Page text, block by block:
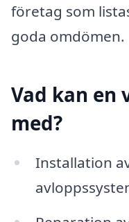
företag som
goda omdömen.
Vad kan en
med?
Installation